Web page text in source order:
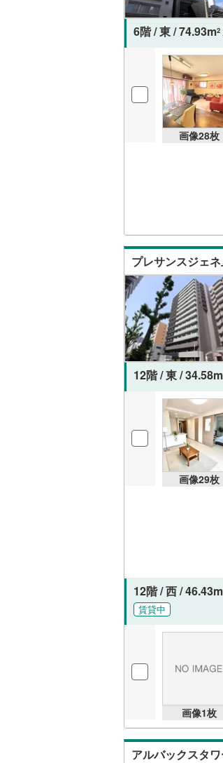
6階 / 東 / 74.93m2
画像28枚
プレサンスジェ
12階 / 東 / 34.58m
画像29枚
12階 / 西 / 46.43m
賃貸中
画像1枚
アルバックスタ